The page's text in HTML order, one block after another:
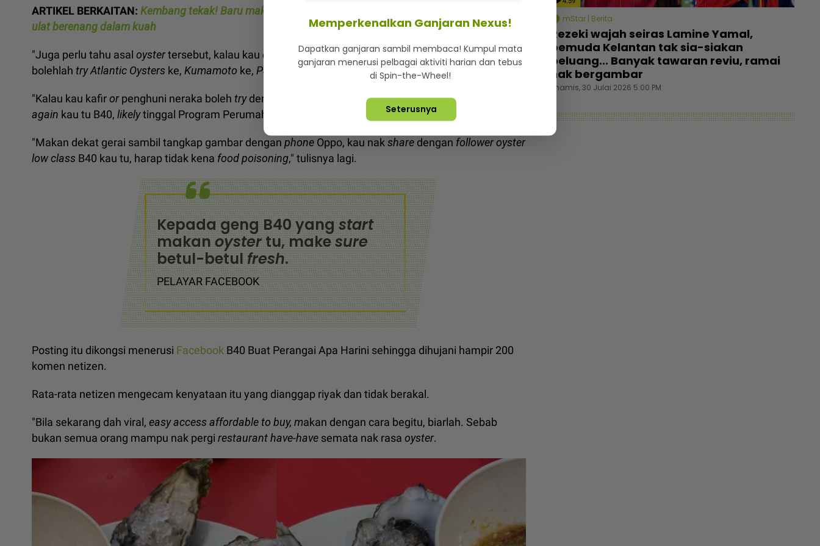
ARTIKEL BERKAITAN: Kembang tekak! Baru makan 3 suap laksa ‘favourite’, pelanggan muntah nampak
ulat berenang dalam kuah
"Juga perlu tahu asal oystertersebut, kalau kau culturedT20with fine exquisite taste(macam aku)
bolehlah try Atlantic Oysters ke, Kumamoto ke, Pacific Oysters.
"Kalau kau kafirorpenghuni neraka boleh trydengan , ia padanan sempurna.
again kau tu B40, likelytinggal Program Perumahan Rakyat (PPR).
"Makan dekat gerai sambil tangkap gambar dengan phone Oppo, kau nakshare dengan follower oyster
low class B40 kau tu, harap tidak kena food poisoning," tulisnya lagi.
Kepada geng B40 yangstart
makanoystertu, makesure
betul-betulfresh.
PELAYAR FACEBOOK
Posting itu dikongsi menerusi Facebook B40 Buat Perangai Apa Harini sehingga dihujani hampir 200
komen netizen.
Rata-rata netizen mengecam kenyataan itu yang dianggap riyak dan tidak berakal.
"Bila sekarang dah viral, easy access affordable to buy, makan dengan cara begitu, biarlah. Sebab
bukan semua orang mampu nak pergi restaurant have-have semata nak rasa oyster.
mStar | Berita
Rezeki wajah seiras Lamine Yamal,
pemuda Kelantan tak sia-siakan
peluang... Banyak tawaran reviu, ramai
nak bergambar
Khamis, 30 Julai 2026 5:00 PM
Memperkenalkan Ganjaran Nexus!
Dapatkan ganjaran sambil membaca! Kumpul mata
ganjaran menerusi pelbagai aktiviti harian dan tebus
di Spin-the-Wheel!
Seterusnya